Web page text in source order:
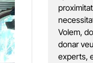
Volem,
donar
experts,